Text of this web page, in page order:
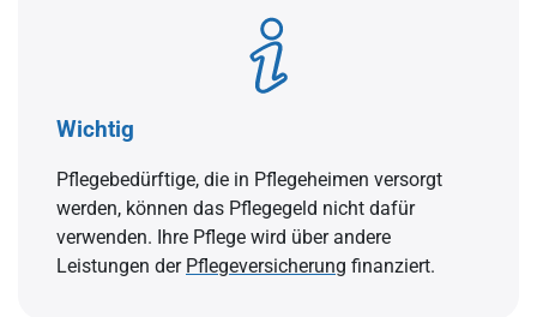
Wichtig
Pflegebedürftige, die in Pflegeheimen versorgt
werden, können das Pflegegeld nicht dafür
verwenden. Ihre Pflege wird über andere
Leistungen der Pflegeversicherung finanziert.